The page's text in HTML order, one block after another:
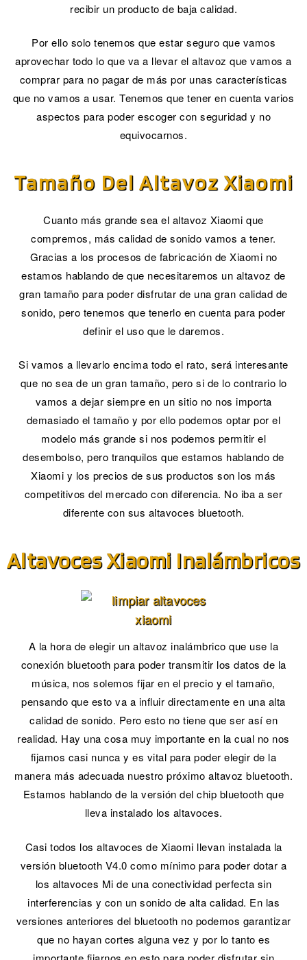
recibir un producto de baja calidad.
Por ello solo tenemos que estar seguro que vamos
aprovechar todo lo que va a llevar el altavoz que vamos a
comprar para no pagar de más por unas características
que no vamos a usar. Tenemos que tener en cuenta varios
aspectos para poder escoger con seguridad y no
equivocarnos.
Tamaño Del Altavoz Xiaomi
Cuanto más grande sea el altavoz Xiaomi que
compremos, más calidad de sonido vamos a tener.
Gracias a los procesos de fabricación de Xiaomi no
estamos hablando de que necesitaremos un altavoz de
gran tamaño para poder disfrutar de una gran calidad de
sonido, pero tenemos que tenerlo en cuenta para poder
definir el uso que le daremos.
Si vamos a llevarlo encima todo el rato, será interesante
que no sea de un gran tamaño, pero si de lo contrario lo
vamos a dejar siempre en un sitio no nos importa
demasiado el tamaño y por ello podemos optar por el
modelo más grande si nos podemos permitir el
desembolso, pero tranquilos que estamos hablando de
Xiaomi y los precios de sus productos son los más
competitivos del mercado con diferencia. No iba a ser
diferente con sus altavoces bluetooth.
Altavoces Xiaomi Inalámbricos
A la hora de elegir un altavoz inalámbrico que use la
conexión bluetooth para poder transmitir los datos de la
música, nos solemos fijar en el precio y el tamaño,
pensando que esto va a influir directamente en una alta
calidad de sonido. Pero esto no tiene que ser así en
realidad. Hay una cosa muy importante en la cual no nos
fijamos casi nunca y es vital para poder elegir de la
manera más adecuada nuestro próximo altavoz bluetooth.
Estamos hablando de la versión del chip bluetooth que
lleva instalado los altavoces.
Casi todos los altavoces de Xiaomi llevan instalada la
versión bluetooth V4.0 como mínimo para poder dotar a
los altavoces Mi de una conectividad perfecta sin
interferencias y con un sonido de alta calidad. En las
versiones anteriores del bluetooth no podemos garantizar
que no hayan cortes alguna vez y por lo tanto es